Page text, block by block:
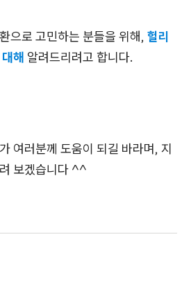
으로 고민하는 분들을 위해, 헐리
해 알려드리려고 합니다.
여러분께 도움이 되길 바라며, 지
보겠습니다 ^^